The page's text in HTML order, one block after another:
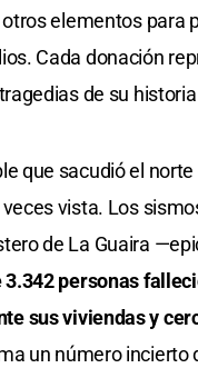
elementos para
Cada donación
de su
que sacudió el norte
vista. Los
de La Guaira
personas
sus viviendas y
un número